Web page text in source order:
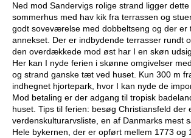
Ned mod Sandervigs rolige strand ligger
sommerhus med hav kik fra terrassen og
godt soveværelse med dobbeltseng og der er
annekset. Der er indbydende terrasser rundt
den overdækkede mod øst har I en skøn
Her kan I nyde ferien i skønne omgivelser
og strand ganske tæt ved huset. Kun 300 m
indhegnet hjortepark, hvor I kan nyde de
Mod betaling er der adgang til tropisk
huset. Tips til ferien: besøg Christiansfeld der
verdenskulturarvsliste, en af Danmarks mest
Hele bykernen, der er opført mellem 1773 og